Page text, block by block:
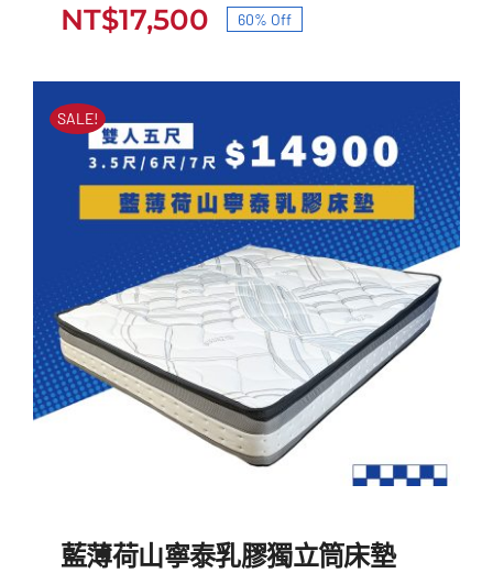
香草芊芊乳膠獨立筒床墊
NT$43,500
格：
NT$43,500。
NT$17,500
格：
NT$17,500。
原
始
格：
NT$43,500。
NT$17,500
目
前
格：
NT$17,500。
60% Off
SALE!
藍薄荷山寧泰乳膠獨立筒床墊